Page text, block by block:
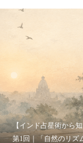
【インド占星術から
第1回｜「自然のリズ